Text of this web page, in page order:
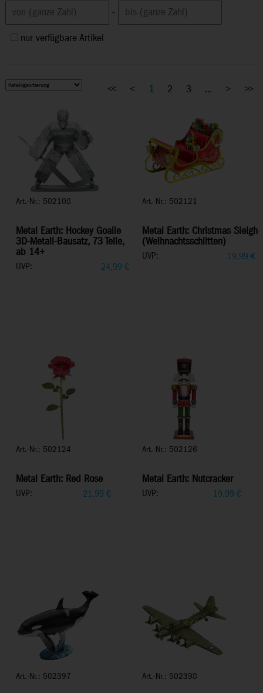
-
nur verfügbare Artikel
Art.-Nr.: 502108
Metal Earth: Hockey Goalie
3D-Metall-Bausatz, 73 Teile,
ab 14+
UVP: 24,99 €
Art.-Nr.: 502121
Metal Earth: Christmas Sleigh
(Weihnachtsschlitten)
UVP: 19,99 €
Art.-Nr.: 502124
Metal Earth: Red Rose
UVP: 21,99 €
Art.-Nr.: 502126
Metal Earth: Nutcracker
UVP: 19,99 €
Art.-Nr.: 502397 Art.-Nr.: 502398
<< < 1 2 3 ... > >>